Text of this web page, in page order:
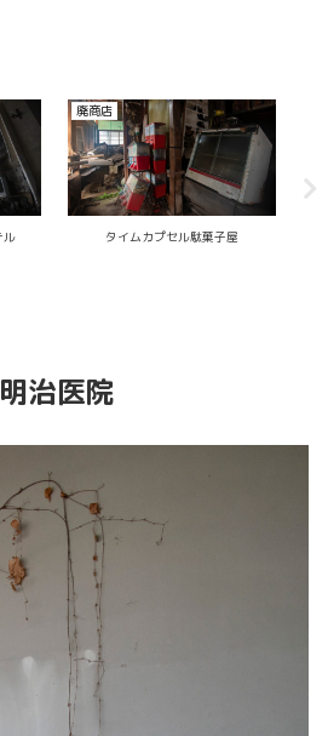
廃医院、病院
内臓疾患・寄生虫模型がある廃医院
明治医院